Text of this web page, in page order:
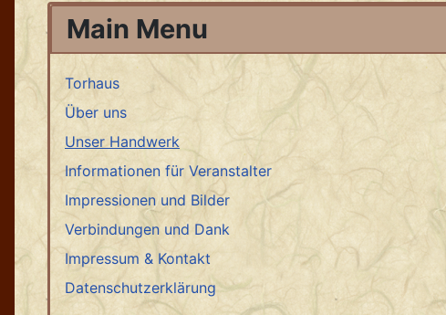
Main Menu
Torhaus
Über uns
Unser Handwerk
Informationen für Veranstalter
Impressionen und Bilder
Verbindungen und Dank
Impressum & Kontakt
Datenschutzerklärung